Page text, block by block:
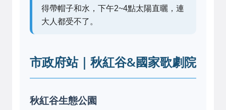
得帶帽子和水，下午2~4點太陽直曬，連
大人都受不了。
市政府站｜秋紅谷&國家歌劇院
秋紅谷生態公園